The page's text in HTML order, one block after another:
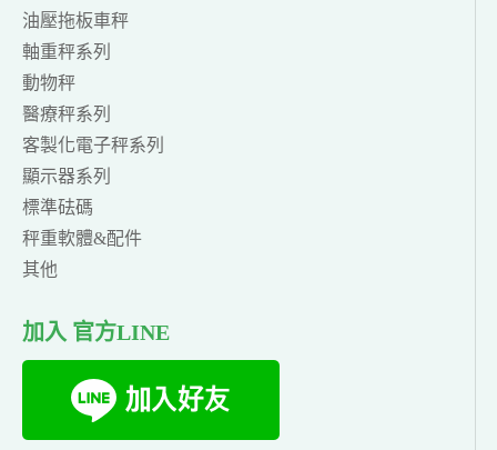
油壓拖板車秤
軸重秤系列
動物秤
醫療秤系列
客製化電子秤系列
顯示器系列
標準砝碼
秤重軟體&配件
其他
加入 官方LINE